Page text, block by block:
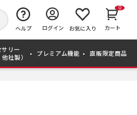
か
ら
ヘルプ ログイン お気に入り
0
カート
サリー
他社製）
プレミアム機能 直販限定商品